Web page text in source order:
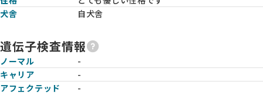
犬舎
自犬舎
遺伝子検査情報
ノーマル
-
キャリア
-
アフェクテッド
-